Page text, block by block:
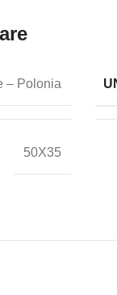
– Polonia
50X35